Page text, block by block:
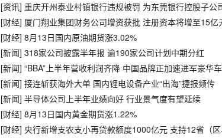
[资讯] 重庆开州泰业村镇银行违规被罚 为东莞银行控股子公
[财经] 厦门翔业集团财务公司增资获批 注册资本将增至15亿
[财经] 8月13日国内原油期货涨3.02%
[新闻] 318家公司披露半年报 逾190家公司计划中期分红
[新闻] “BBA”上半年营收利润齐降 中国品牌正加速进军豪华
[新闻] 接连斩获海外大单 国内锂电设备产业“出海”捷报频传
[新闻] 半导体公司上半年业绩向好 行业景气度有望延续
[财经] 8月13日国内黄金期货涨1.22%
[财经] 央行新增支农支小再贷款额度1000亿元 支持12省（